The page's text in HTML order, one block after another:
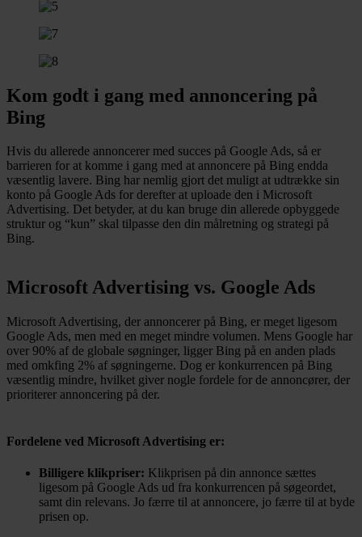
Kom godt i gang med annoncering på
Bing
Hvis du allerede annoncerer med succes på Google Ads, så er
barrieren for at komme i gang med at annoncere på Bing endda
væsentlig lavere. Bing har nemlig gjort det muligt at udtrække sin
konto på Google Ads for derefter at uploade den i Microsoft
Advertising. Det betyder, at du kan bruge din allerede opbyggede
struktur og “kun” skal tilpasse den din målretning og strategi på
Bing.
Microsoft Advertising vs. Google Ads
Microsoft Advertising, der annoncerer på Bing, er meget ligesom
Google Ads, men med en meget mindre volumen. Mens Google har
over 90% af de globale søgninger, ligger Bing på en anden plads
med omkfing 2% af søgningerne. Dog er konkurrencen på Bing
væsentlig mindre, hvilket giver nogle fordele for de annoncører, der
prioriterer annoncering på der.
Fordelene ved Microsoft Advertising er:
Billigere klikpriser: Klikprisen på din annonce sættes
ligesom på Google Ads ud fra konkurrencen på søgeordet,
samt din relevans. Jo færre til at annoncere, jo færre til at byde
prisen op.